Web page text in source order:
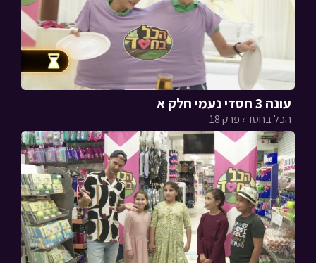
עונה 3 חסדי נעמי חלק א
הכל בחסד › פרק 18